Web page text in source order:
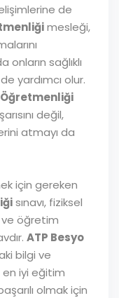
de
mesleği,
sağlıklı
yardımcı olur.
Öğretmenliği
değil,
atmayı da
için gereken
sınavı, fiziksel
öğretim
ATP Besyo
bilgi ve
iyi eğitim
olmak için